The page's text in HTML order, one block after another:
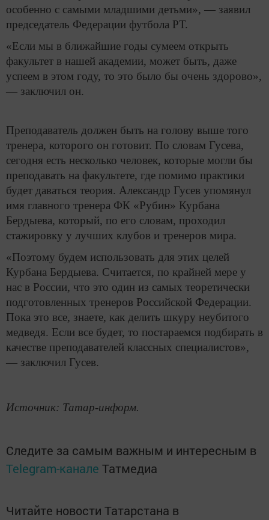
особенно с самыми младшими детьми», — заявил
председатель Федерации футбола РТ.
«Если мы в ближайшие годы сумеем открыть
факультет в нашей академии, может быть, даже
успеем в этом году, то это было бы очень здорово»,
— заключил он.
Преподаватель должен быть на голову выше того
тренера, которого он готовит. По словам Гусева,
сегодня есть несколько человек, которые могли бы
преподавать на факультете, где помимо практики
будет даваться теория. Александр Гусев упомянул
имя главного тренера ФК «Рубин» Курбана
Бердыева, который, по его словам, проходил
стажировку у лучших клубов и тренеров мира.
«Поэтому будем использовать для этих целей
Курбана Бердыева. Считается, по крайней мере у
нас в России, что это один из самых теоретически
подготовленных тренеров Российской Федерации.
Пока это все, знаете, как делить шкуру неубитого
медведя. Если все будет, то постараемся подбирать в
качестве преподавателей классных специалистов»,
— заключил Гусев.
Источник: Татар-информ.
Следите за самым важным и интересным в
Telegram-канале Татмедиа
Читайте новости Татарстана в